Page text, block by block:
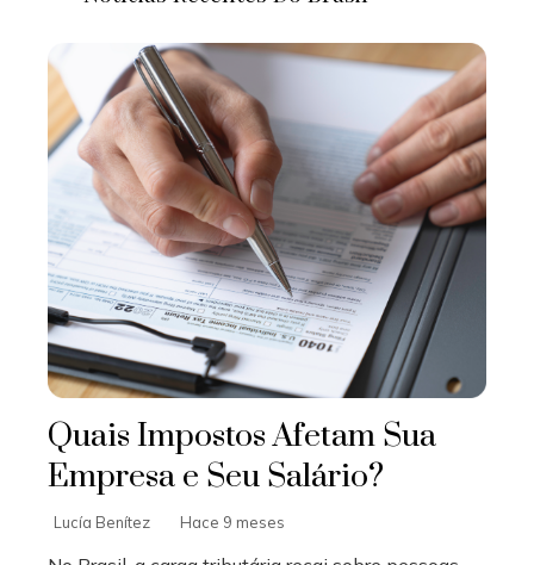
Quais Impostos Afetam Sua
Empresa e Seu Salário?
Lucía Benítez Hace 9 meses